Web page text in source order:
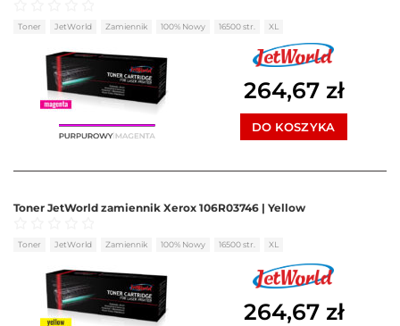
Oceniono na 5
Toner JetWorld Zamiennik 100% Nowy 16500 str. XL
264,67 zł
DO KOSZYKA
Toner JetWorld zamiennik Xerox 106R03746 | Yellow
Oceniono na 5
Toner JetWorld Zamiennik 100% Nowy 16500 str. XL
264,67 zł